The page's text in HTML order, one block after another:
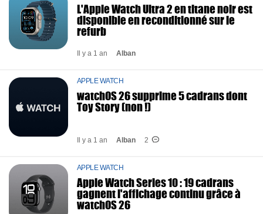
L'Apple Watch Ultra 2 en titane noir est
disponible en reconditionné sur le
refurb
Il y a 1 an Alban
APPLE WATCH
watchOS 26 supprime 5 cadrans dont
Toy Story (non !)
Il y a 1 an Alban 2
APPLE WATCH
Apple Watch Series 10 : 19 cadrans
gagnent l'affichage continu grâce à
watchOS 26